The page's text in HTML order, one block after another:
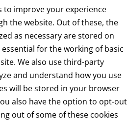
to improve your experience
the website. Out of these, the
as necessary are stored on
for the working of basic
We also use third-party
and understand how you use
will be stored in your browser
also have the option to opt-out
out of some of these cookies